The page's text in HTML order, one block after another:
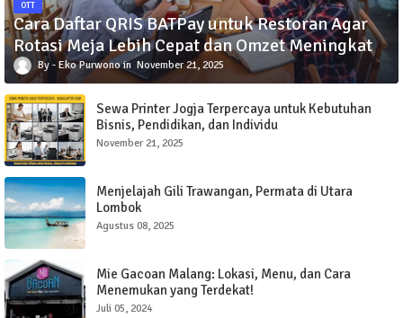
OTT
Cara Daftar QRIS BATPay untuk Restoran Agar
Rotasi Meja Lebih Cepat dan Omzet Meningkat
Eko Purwono November 21, 2025
Sewa Printer Jogja Terpercaya untuk Kebutuhan
Bisnis, Pendidikan, dan Individu
November 21, 2025
Menjelajah Gili Trawangan, Permata di Utara
Lombok
Agustus 08, 2025
Mie Gacoan Malang: Lokasi, Menu, dan Cara
Menemukan yang Terdekat!
Juli 05, 2024